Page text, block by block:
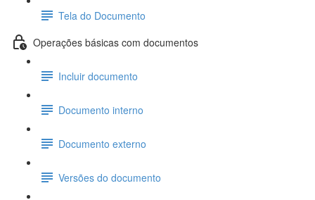
Tela do Documento
Operações básicas com documentos
Incluir documento
Documento interno
Documento externo
Versões do documento